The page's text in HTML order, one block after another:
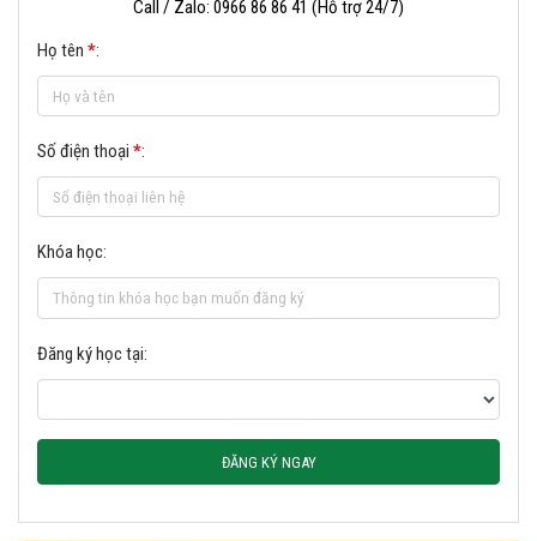
Call / Zalo: 0966 86 86 41 (Hỗ trợ 24/7)
Họ tên *:
Số điện thoại *:
Khóa học:
Đăng ký học tại:
ĐĂNG KÝ NGAY